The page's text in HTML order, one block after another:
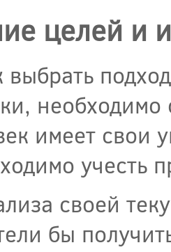
целей и
выбрать
имеет свои
учесть
своей
бы